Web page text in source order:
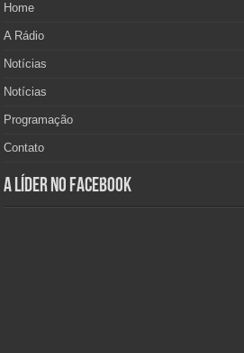
Home
A Rádio
Notícias
Notícias
Programação
Contato
A Líder no Facebook